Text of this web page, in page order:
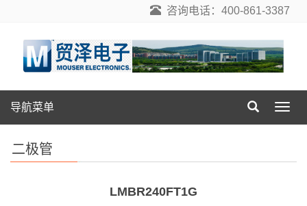
咨询电话：400-861-3387
导
导航菜单
二极管
LMBR240FT1G